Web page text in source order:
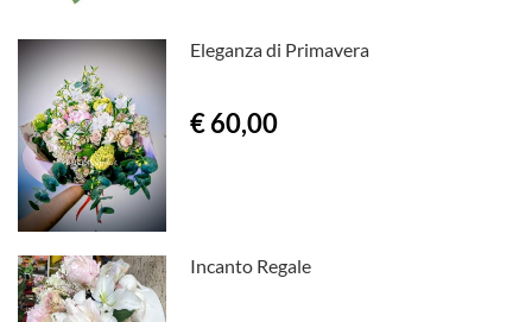
Eleganza di Primavera
€ 60,00
Incanto Regale